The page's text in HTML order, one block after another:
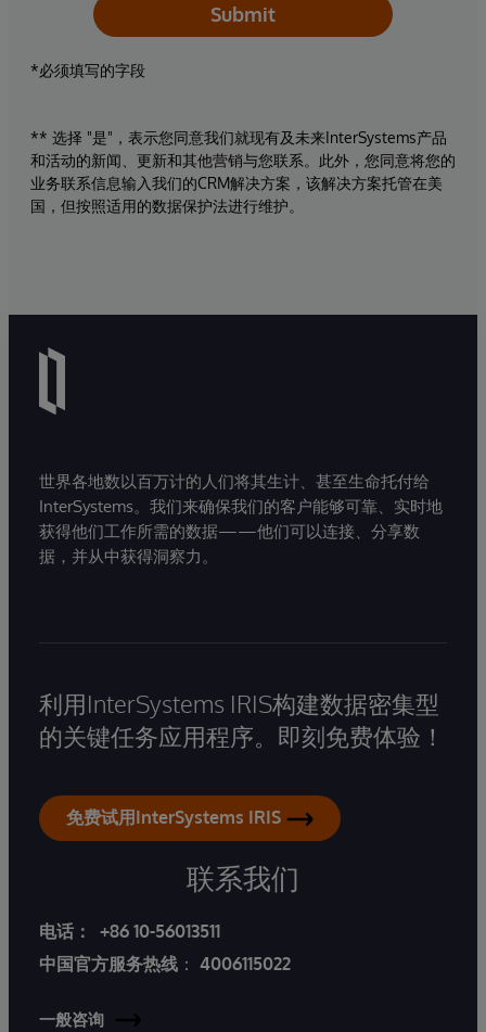
Submit
*必须填写的字段
** 选择 "是"，表示您同意我们就现有及未来InterSystems产品
和活动的新闻、更新和其他营销与您联系。此外，您同意将您的
业务联系信息输入我们的CRM解决方案，该解决方案托管在美
国，但按照适用的数据保护法进行维护。
世界各地数以百万计的人们将其生计、甚至生命托付给
InterSystems。我们来确保我们的客户能够可靠、实时地
获得他们工作所需的数据——他们可以连接、分享数
据，并从中获得洞察力。
利用InterSystems IRIS构建数据密集型
的关键任务应用程序。即刻免费体验！
免费试用InterSystems IRIS
联系我们
电话：
+86 10-56013511
中国官方服务热线 ： 4006115022
一般咨询